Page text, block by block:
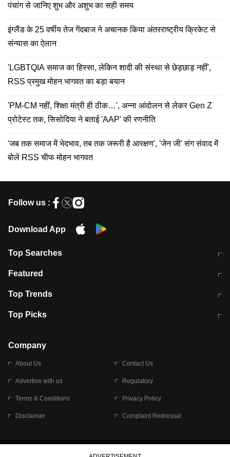
पंचांग से जानिए शुभ और अशुभ का सही समय
इंग्लैंड के 25 वर्षीय तेज गेंदबाज ने अचानक किया अंतरराष्ट्रीय क्रिकेट से
संन्यास का ऐलान
'LGBTQIA समाज का हिस्सा, लेकिन शादी की संस्था से छेड़छाड़ नहीं',
RSS प्रमुख मोहन भागवत का बड़ा बयान
'PM-CM नहीं, शिक्षा मंत्री ही ठीक…', अन्ना आंदोलन से लेकर Gen Z
प्रोटेस्ट तक, सिसोदिया ने बताई 'AAP' की रणनीति
'जब तक समाज में भेदभाव, तब तक जरूरी है आरक्षण', 'जेन जी' संग संवाद में
बोले RSS चीफ मोहन भागवत
Follow us :
Download App
Top Searches
मुंबई में लगे 'जेन जी' के पोस्टर, लिखा- 'मैं
Featured
10 अगस्त को विधानसभा का घेराव करेंगे
Top Trends
RBI का नया नियम: अब बैंकों को अपनी सभी
Top Picks
बारिश की चेतावनी
Company
About Us Contact Us
Advertise with us Regulatory
Terms & Conditions Privacy Policy
Disclaimer Complaint Redressal